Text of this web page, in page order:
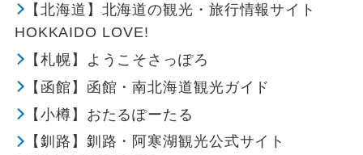
【北海道】北海道の観光・旅行情報サイト
HOKKAIDO LOVE!
【札幌】ようこそさっぽろ
【函館】函館・南北海道観光ガイド
【小樽】おたるぽーたる
【釧路】釧路・阿寒湖観光公式サイト